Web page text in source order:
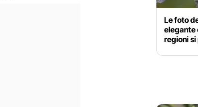
Le foto
elegante
regioni